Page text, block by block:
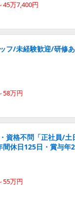
45万7,400円
フ/未経験歓迎/研修
58万円
資格不問「正社員/
間休日125日・賞与年
55万円